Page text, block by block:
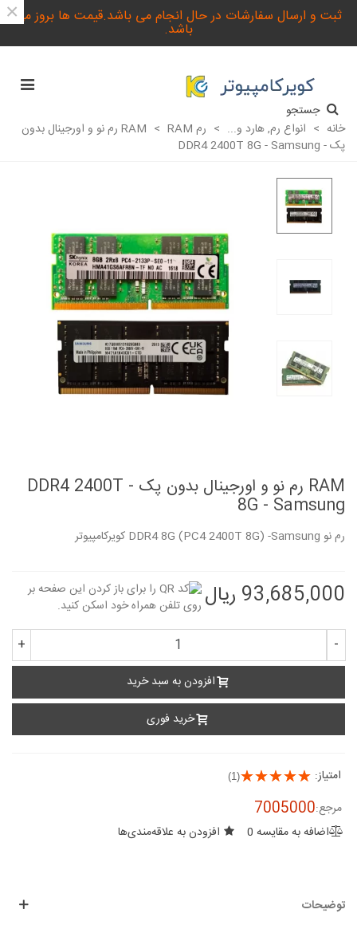
ثبت و ارسال سفارشات در حال انجام می باشد.قیمت ها بروز می
باشد.
×
جستجو
خانه > انواع رم, هارد و... > رم RAM >
RAM رم نو و اورجینال بدون
پک - DDR4 2400T 8G - Samsung
RAM رم نو و اورجینال بدون پک - DDR4 2400T
8G - Samsung
رم نو DDR4 8G (PC4 2400T 8G) -Samsung کویرکامپیوتر
93,685,000 ریال
-
+
افزودن به سبد خرید
خرید فوری
امتیاز: (1)
مرجع:7005000
اضافه به مقایسه 0 افزودن به علاقه‌مندی‌ها
توضیحات